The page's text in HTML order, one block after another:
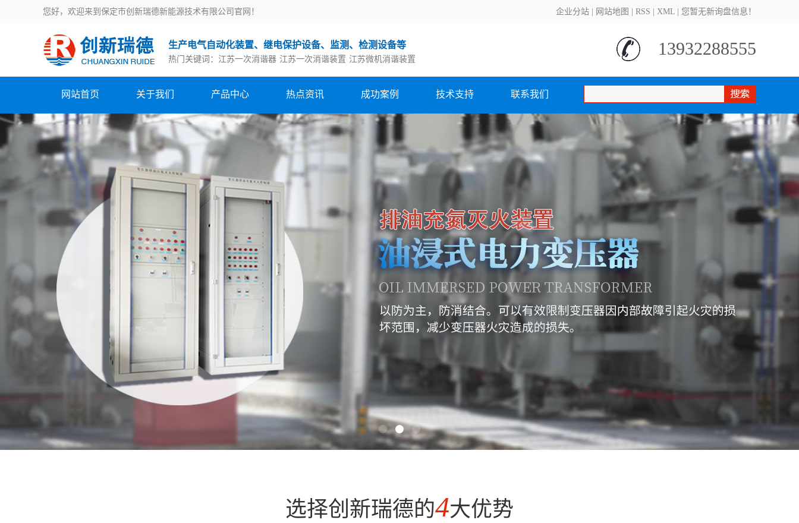
您好，欢迎来到保定市创新瑞德新能源技术有限公司官网！ 企业分站 网站地图 RSS XML 您暂无新询盘信息！
生产电气自动化装置、继电保护设备、监测、检测设备等
热门关键词： 江苏一次消谐器 江苏一次消谐装置 江苏微机消谐装置
13932288555
网站首页 关于我们 产品中心 热点资讯 成功案例 技术支持 联系我们
选择创新瑞德的4大优势